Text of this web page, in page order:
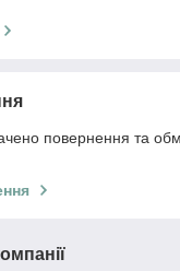
повернення та